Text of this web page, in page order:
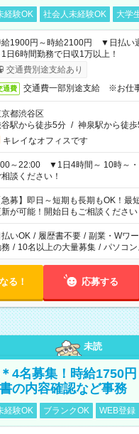
経験OK 社会人未経験OK 大学
給1900円～時給2100円 ▼日払い
日6時間勤務で日収1万以上！
交通費別途支給あり
通費 交通費一部別途支給 ※お仕
都渋谷区
駅から徒歩5分 / 神泉駅から徒
キレイなオフィスです
～22:00 ▼1日4時間～ 10時～・
相談ください！
急募】即日～短期も長期もOK！最
が可能！開始日もご相談ください
払いOK / 履歴書不要 / 副業・Wワ
/ 10名以上の大量募集 / パソコ
る！ 応募する
未読
4名募集！時給1750円
の内容確認など事務
経験OK ブランクOK WEB登録